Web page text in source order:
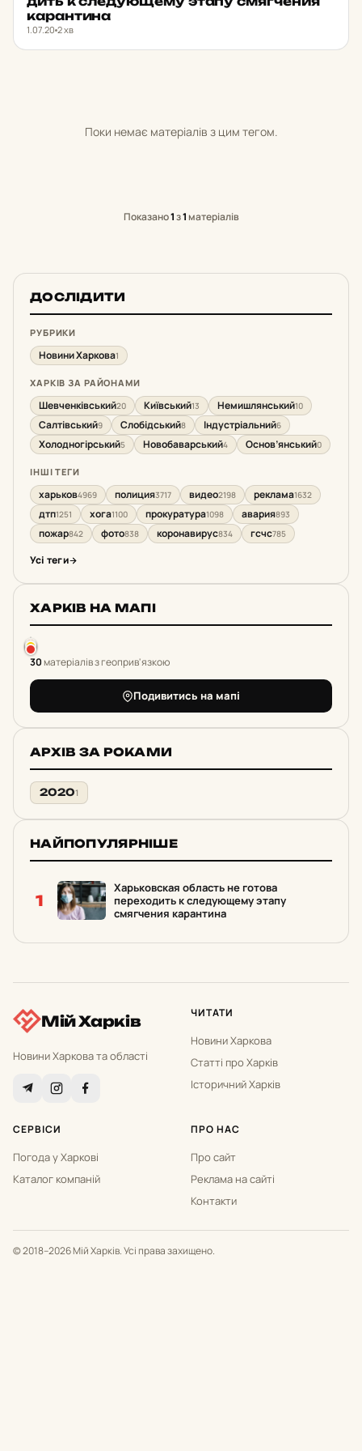
ка­ран­ти­на
1.07.20 2 хв
Поки немає матеріалів з цим тегом.
Показано1з1матеріалів
ДОСЛІДИТИ
РУБРИКИ
Новини Харкова1
ХАРКІВ ЗА РАЙОНАМИ
Шевченківський20 Київський13 Немишлянський10
Салтівський9 Слобідський8 Індустріальний6
Холодногірський5 Новобаварський4 Основ’янський0
ІНШІ ТЕГИ
харьков4969 полиция3717 видео2198 реклама1632
дтп1251 хога1100 прокуратура1098 авария893
пожар842 фото838 коронавирус834 гсчс785
Усі теги
ХАРКІВ НА МАПІ
30матеріалів з геоприв'язкою
Подивитись на мапі
АРХІВ ЗА РОКАМИ
20201
НАЙПОПУЛЯРНІШЕ
1
Харьковская область не готова
переходить к следующему этапу
смягчения карантина
Мій Харків
Новини Харкова та області
ЧИТАТИ
Новини Харкова
Статті про Харків
Історичний Харків
СЕРВІСИ
Погода у Харкові
Каталог компаній
ПРО НАС
Про сайт
Реклама на сайті
Контакти
© 2018–2026 Мій Харків. Усі права захищено.